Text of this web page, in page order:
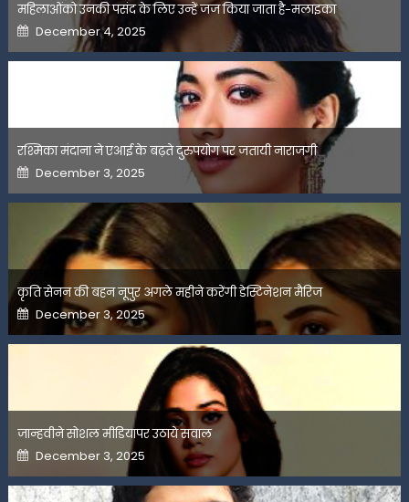
महिलाओंको उनकी पसंद के लिए उन्हें जज किया जाता है-मलाइका
Posted
on
December 4, 2025
रश्मिका मंदाना ने एआई के बढ़ते दुरुपयोग पर जतायी नाराजगी
Posted
on
December 3, 2025
कृति सेनन की बहन नूपुर अगले महीने करेंगी डेस्टिनेशन मैरिज
Posted
on
December 3, 2025
जान्हवीने सोशल मीडियापर उठाये सवाल
Posted
on
December 3, 2025